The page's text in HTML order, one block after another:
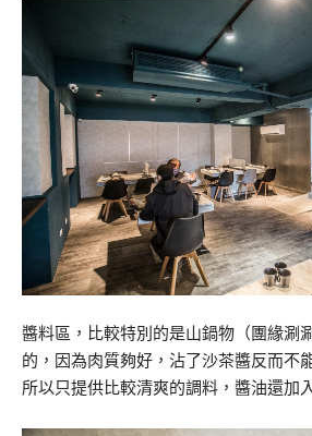
醬料區，比較特別的是山鍋物（團緣涮
的，因為肉質夠好，沾了沙茶醬反而不
所以只提供比較清爽的調料，醬油還加